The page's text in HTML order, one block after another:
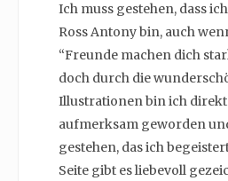
Ich muss gestehen, dass
Ross Antony bin, auch
“Freunde machen dich
doch durch die
Illustrationen bin ich direkt
aufmerksam geworden
gestehen, das ich
Seite gibt es liebevoll